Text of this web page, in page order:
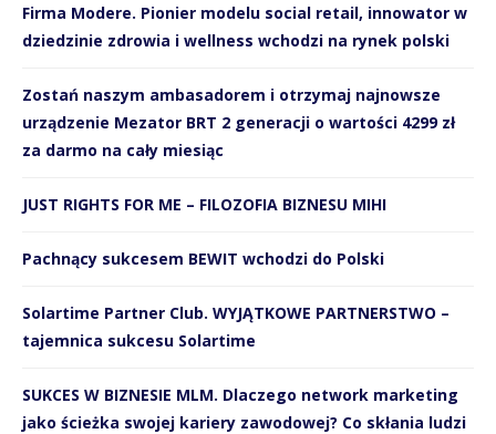
Firma Modere. Pionier modelu social retail, innowator w
dziedzinie zdrowia i wellness wchodzi na rynek polski
Zostań naszym ambasadorem i otrzymaj najnowsze
urządzenie Mezator BRT 2 generacji o wartości 4299 zł
za darmo na cały miesiąc
JUST RIGHTS FOR ME – FILOZOFIA BIZNESU MIHI
Pachnący sukcesem BEWIT wchodzi do Polski
Solartime Partner Club. WYJĄTKOWE PARTNERSTWO –
tajemnica sukcesu Solartime
SUKCES W BIZNESIE MLM. Dlaczego network marketing
jako ścieżka swojej kariery zawodowej? Co skłania ludzi